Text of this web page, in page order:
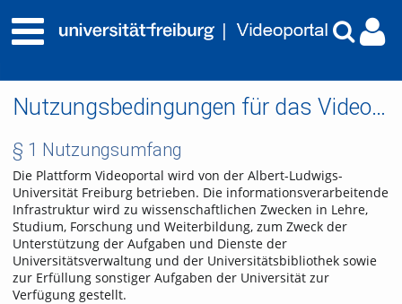
Nutzungsbedingungen für das Videoportal der Albert-Ludwigs-Universität Freiburg
§ 1 Nutzungsumfang
Die Plattform Videoportal wird von der Albert-Ludwigs-
Universität Freiburg betrieben. Die informationsverarbeitende
Infrastruktur wird zu wissenschaftlichen Zwecken in Lehre,
Studium, Forschung und Weiterbildung, zum Zweck der
Unterstützung der Aufgaben und Dienste der
Universitätsverwaltung und der Universitätsbibliothek sowie
zur Erfüllung sonstiger Aufgaben der Universität zur
Verfügung gestellt.